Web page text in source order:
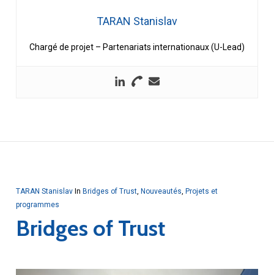
TARAN Stanislav
Chargé de projet – Partenariats internationaux (U-Lead)
TARAN Stanislav In Bridges of Trust, Nouveautés Projets et
programmes
Bridges of Trust